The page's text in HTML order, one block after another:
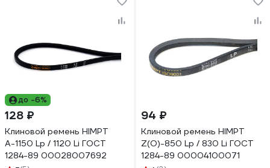
до -6%
128 ₽
Клиновой ремень HIMPT
А-1150 Lp / 1120 Li ГОСТ
1284-89 00028007692
94 ₽
Клиновой ремень HIMPT
Z(O)-850 Lp / 830 Li ГОСТ
1284-89 00004100071